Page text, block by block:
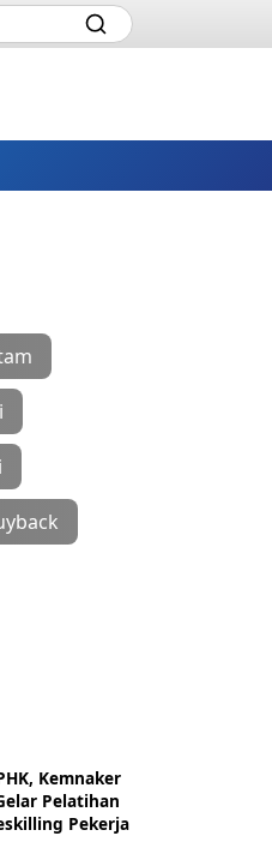
Kemnaker
Pelatihan
Pekerja